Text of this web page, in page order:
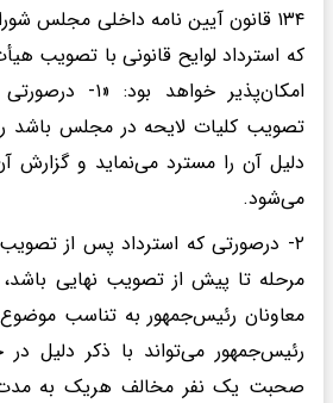
۱۳۴ قانون آیین نامه داخلی مجلس
که استرداد لوایح قانونی با تصویب
امکان‌پذیر خواهد
تصویب کلیات لایحه در مجلس باشد
دلیل آن را مسترد می‌نماید و گزارش
می‌شود.
۲- درصورتی که استرداد پس از
مرحله تا پیش از تصویب نهایی باشد،
معاونان رئیس‌جمهور به تناسب
رئیس‌جمهور می‌تواند با ذکر دلیل
صحبت یک نفر مخالف هریک به